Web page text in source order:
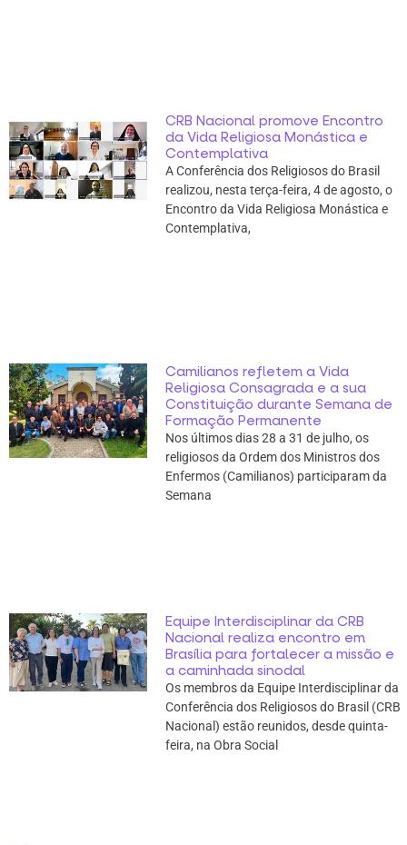
CRB Nacional promove Encontro
da Vida Religiosa Monástica e
Contemplativa
A Conferência dos Religiosos do Brasil
realizou, nesta terça-feira, 4 de agosto, o
Encontro da Vida Religiosa Monástica e
Contemplativa,
Camilianos refletem a Vida
Religiosa Consagrada e a sua
Constituição durante Semana de
Formação Permanente
Nos últimos dias 28 a 31 de julho, os
religiosos da Ordem dos Ministros dos
Enfermos (Camilianos) participaram da
Semana
Equipe Interdisciplinar da CRB
Nacional realiza encontro em
Brasília para fortalecer a missão e
a caminhada sinodal
Os membros da Equipe Interdisciplinar da
Conferência dos Religiosos do Brasil (CRB
Nacional) estão reunidos, desde quinta-
feira, na Obra Social